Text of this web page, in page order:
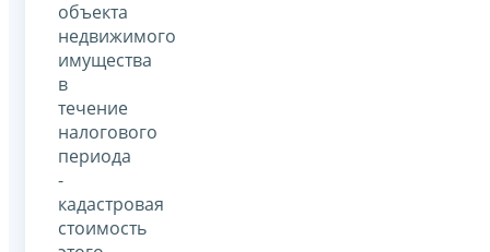
объекта
недвижимого
имущества
в
течение
налогового
периода
-
кадастровая
стоимость